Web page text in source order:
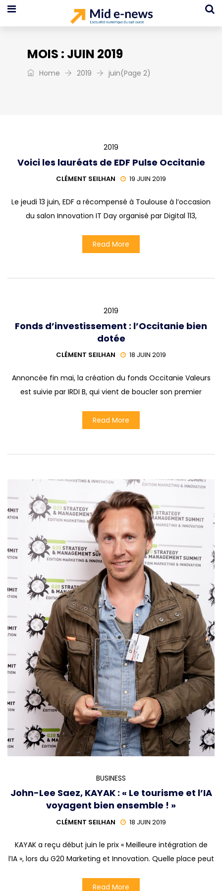
MOIS : JUIN 2019
Home 2019 juin(Page 2)
2019
Voici les lauréats de EDF Pulse Occitanie
CLÉMENT SEILHAN 19 JUIN 2019
Le jeudi 13 juin, EDF a récompensé à Toulouse à l’occasion
du salon Innovation IT Day organisé par Digital 113,
Read More
2019
Fonds d’investissement : l’Occitanie bien
dotée
CLÉMENT SEILHAN 18 JUIN 2019
Annoncée fin mai, la création du fonds Occitanie Valeurs
est suivie par IRDI B, qui vient de boucler son premier
Read More
BUSINESS
John-Lee Saez, KAYAK : « Le tourisme et l’IA
voyagent bien ensemble ! »
CLÉMENT SEILHAN 18 JUIN 2019
KAYAK a reçu début juin le prix « Meilleure intégration de
l’IA », lors du G20 Marketing et Innovation. Quelle place peut
Read More